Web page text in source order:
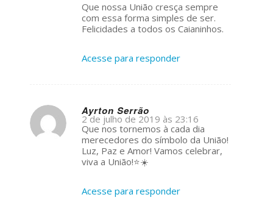
Que nossa União cresça sempre
com essa forma simples de ser.
Felicidades a todos os Caianinhos.
Acesse para responder
Ayrton Serrão
s
ays:
2 de julho de 2019 às 23:16
Que nos tornemos à cada dia
merecedores do símbolo da União!
Luz, Paz e Amor! Vamos celebrar,
viva a União!⭐️☀️
Acesse para responder